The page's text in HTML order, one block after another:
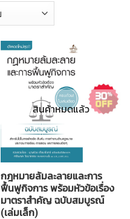
สินค้าหมดแล้ว
กฎหมายล้มละลายและการ
ฟื้นฟูกิจการ พร้อมหัวข้อเรื่อง
มาตราสำคัญ ฉบับสมบูรณ์
(เล่มเล็ก)